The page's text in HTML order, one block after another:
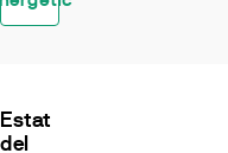
dormitorios
terrazas.
Se
Estat
del